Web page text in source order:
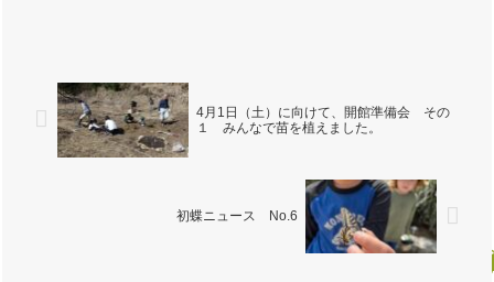
4月1日（土）に向けて、開館準備会 その
１ みんなで苗を植えました。
初蝶ニュース No.6